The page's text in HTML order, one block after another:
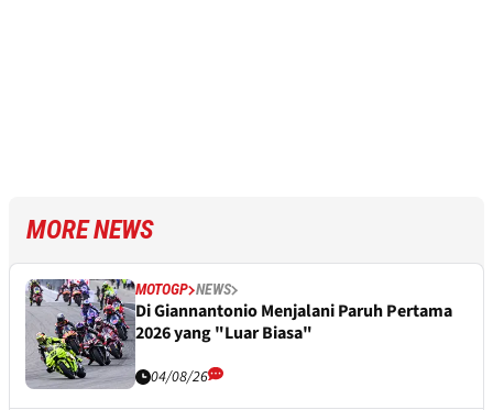
MORE NEWS
MOTOGP NEWS
Di Giannantonio Menjalani Paruh Pertama
2026 yang "Luar Biasa"
04/08/26